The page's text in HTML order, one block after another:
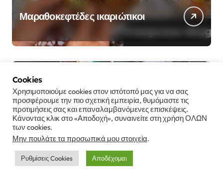
Μαραθοκεφτέδες ικαριώτικοι
Μαγειρική
Ο άρτος των ικαριώτικων
πανηγυριών
Cookies
Χρησιμοποιούμε cookies στον ιστότοπό μας για να σας
προσφέρουμε την πιο σχετική εμπειρία, θυμόμαστε τις
προτιμήσεις σας και επαναλαμβανόμενες επισκέψεις.
Κάνοντας κλικ στο «Αποδοχή», συναινείτε στη χρήση ΟΛΩΝ
των cookies.
Μην πουλάτε τα προσωπικά μου στοιχεία.
Ρυθμίσεις Cookies Αποδέχομαι